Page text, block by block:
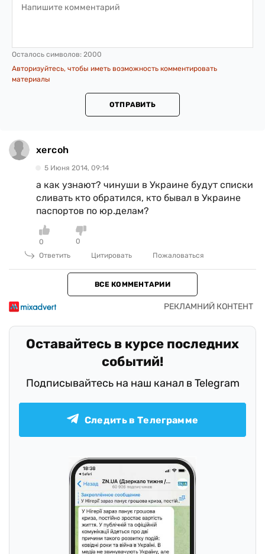
Осталось символов: 2000
Авторизуйтесь, чтобы иметь возможность комментировать
материалы
ОТПРАВИТЬ
xercoh
5 Июня 2014, 09:14
а как узнают? чинуши в Украине будут списки
сливать кто обратился, кто бывал в Украине
паспортов по юр.делам?
0
0
Ответить
Цитировать Пожаловаться
ВСЕ КОММЕНТАРИИ
Оставайтесь в курсе последних
событий!
Подписывайтесь на наш канал в Telegram
Следить в Телеграмме